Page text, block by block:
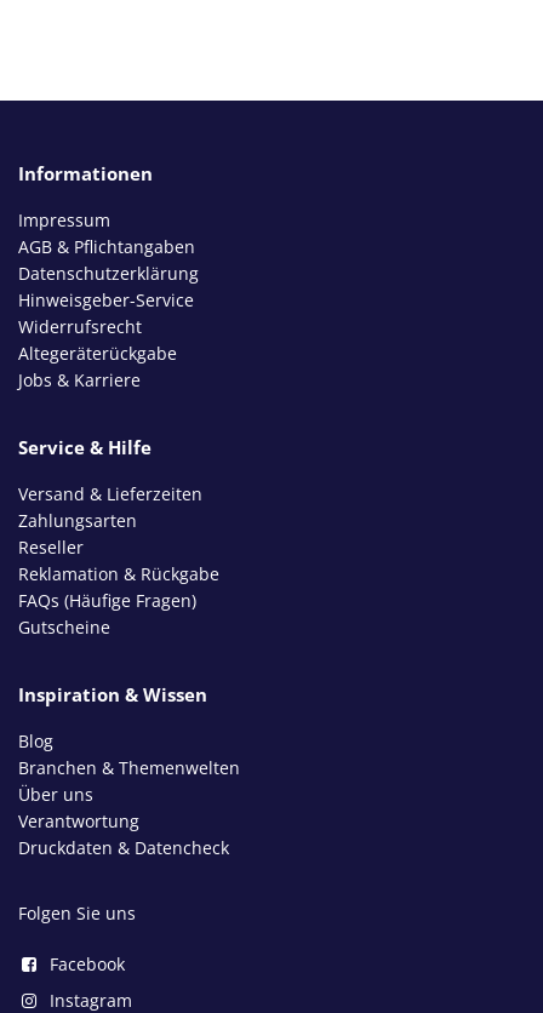
Informationen
Impressum
AGB & Pflichtangaben
Datenschutzerklärung
Hinweisgeber-Service
Widerrufsrecht
Altegeräterückgabe
Jobs & Karriere
Service & Hilfe
Versand & Lieferzeiten
Zahlungsarten
Reseller
Reklamation & Rückgabe
FAQs (Häufige Fragen)
Gutscheine
Inspiration & Wissen
Blog
Branchen & Themenwelten
Über uns
Verantwortung
Druckdaten & Datencheck
Folgen Sie uns
Facebook
Instagram